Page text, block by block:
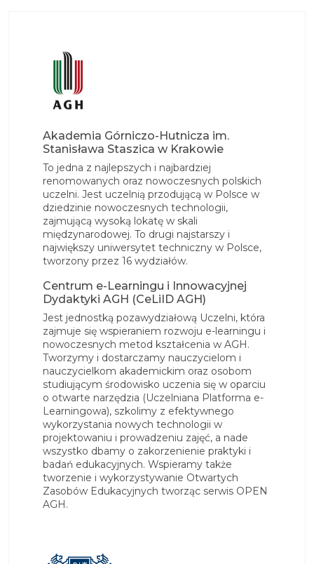
Akademia Górniczo-Hutnicza im.
Stanisława Staszica w Krakowie
To jedna z najlepszych i najbardziej
renomowanych oraz nowoczesnych polskich
uczelni. Jest uczelnią przodującą w Polsce w
dziedzinie nowoczesnych technologii,
zajmującą wysoką lokatę w skali
międzynarodowej. To drugi najstarszy i
największy uniwersytet techniczny w Polsce,
tworzony przez 16 wydziałów.
Centrum e-Learningu i Innowacyjnej
Dydaktyki AGH (CeLiID AGH)
Jest jednostką pozawydziałową Uczelni, która
zajmuje się wspieraniem rozwoju e-learningu i
nowoczesnych metod kształcenia w AGH.
Tworzymy i dostarczamy nauczycielom i
nauczycielkom akademickim oraz osobom
studiującym środowisko uczenia się w oparciu
o otwarte narzędzia (Uczelniana Platforma e-
Learningowa), szkolimy z efektywnego
wykorzystania nowych technologii w
projektowaniu i prowadzeniu zajęć, a nade
wszystko dbamy o zakorzenienie praktyki i
badań edukacyjnych. Wspieramy także
tworzenie i wykorzystywanie Otwartych
Zasobów Edukacyjnych tworząc serwis OPEN
AGH.